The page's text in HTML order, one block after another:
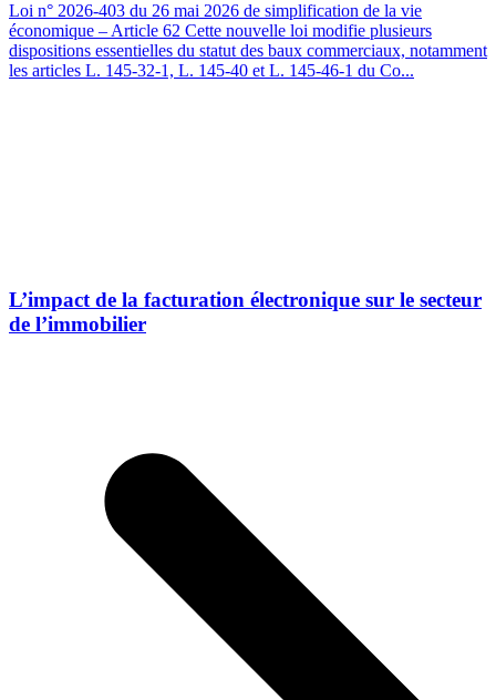
Loi n° 2026-403 du 26 mai 2026 de simplification de la vie
économique – Article 62 Cette nouvelle loi modifie plusieurs
dispositions essentielles du statut des baux commerciaux, notamment
les articles L. 145-32-1, L. 145-40 et L. 145-46-1 du Co...
L’impact de la facturation électronique sur le secteur
de l’immobilier